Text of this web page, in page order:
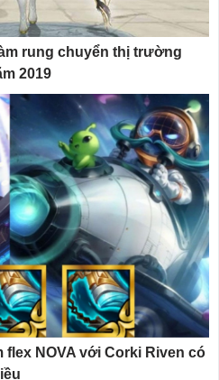
rung chuyển thị trường
2019
flex NOVA với Corki Riven có